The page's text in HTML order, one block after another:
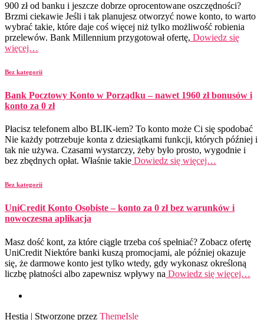
900 zł od banku i jeszcze dobrze oprocentowane oszczędności?
Brzmi ciekawie Jeśli i tak planujesz otworzyć nowe konto, to warto
wybrać takie, które daje coś więcej niż tylko możliwość robienia
przelewów. Bank Millennium przygotował ofertę, Dowiedz się
więcej…
Bez kategorii
Bank Pocztowy Konto w Porządku – nawet 1960 zł bonusów i
konto za 0 zł
Płacisz telefonem albo BLIK-iem? To konto może Ci się spodobać
Nie każdy potrzebuje konta z dziesiątkami funkcji, których później i
tak nie używa. Czasami wystarczy, żeby było prosto, wygodnie i
bez zbędnych opłat. Właśnie takie Dowiedz się więcej…
Bez kategorii
UniCredit Konto Osobiste – konto za 0 zł bez warunków i
nowoczesna aplikacja
Masz dość kont, za które ciągle trzeba coś spełniać? Zobacz ofertę
UniCredit Niektóre banki kuszą promocjami, ale później okazuje
się, że darmowe konto jest tylko wtedy, gdy wykonasz określoną
liczbę płatności albo zapewnisz wpływy na Dowiedz się więcej…
Hestia | Stworzone przez ThemeIsle